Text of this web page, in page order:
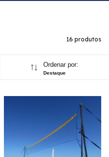
16 produtos
Ordenar por:
Destaque